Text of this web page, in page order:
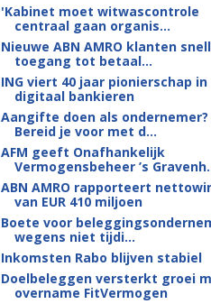
'Kabinet moet witwascontrole
centraal gaan organis...
Nieuwe ABN AMRO klanten
toegang tot betaal...
ING viert 40 jaar pionierschap in
digitaal bankieren
Aangifte doen als ondernemer?
Bereid je voor met d...
AFM geeft Onafhankelijk
Vermogensbeheer ’s
ABN AMRO rapporteert
van EUR 410 miljoen
Boete voor
wegens niet tijdi...
Inkomsten Rabo blijven stabiel
Doelbeleggen versterkt groei
overname FitVermogen